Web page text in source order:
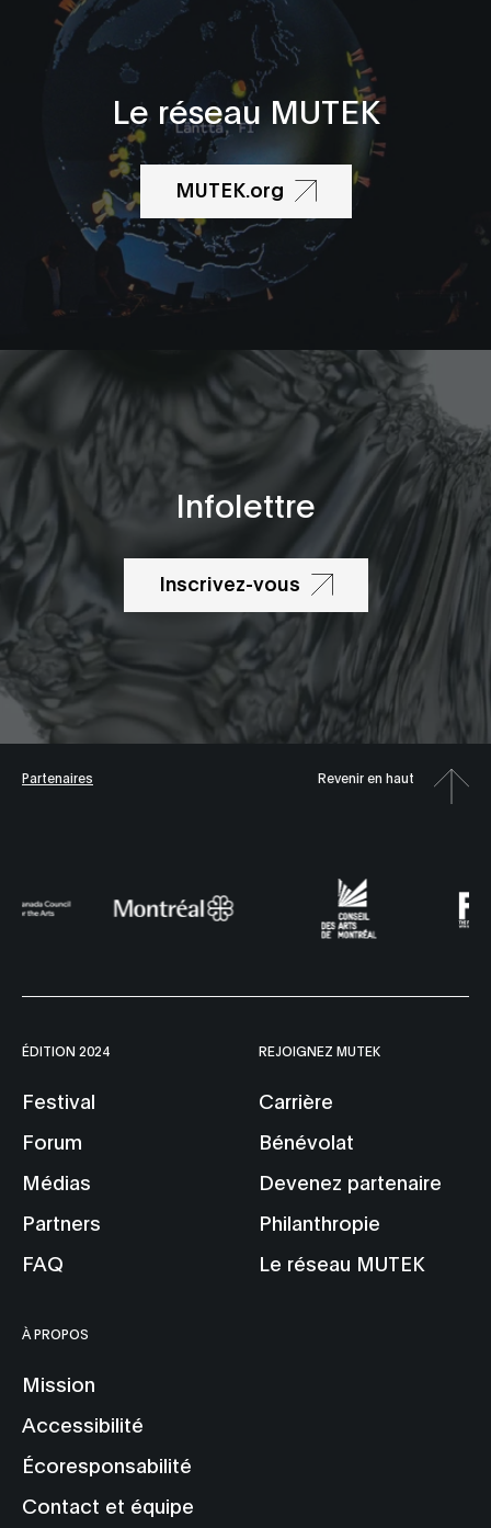
Le réseau MUTEK
MUTEK.org
Infolettre
Inscrivez-vous
Partenaires Revenir en haut
ÉDITION 2024
Festival
Forum
Médias
Partners
FAQ
REJOIGNEZ MUTEK
Carrière
Bénévolat
Devenez partenaire
Philanthropie
Le réseau MUTEK
À PROPOS
Mission
Accessibilité
Écoresponsabilité
Contact et équipe